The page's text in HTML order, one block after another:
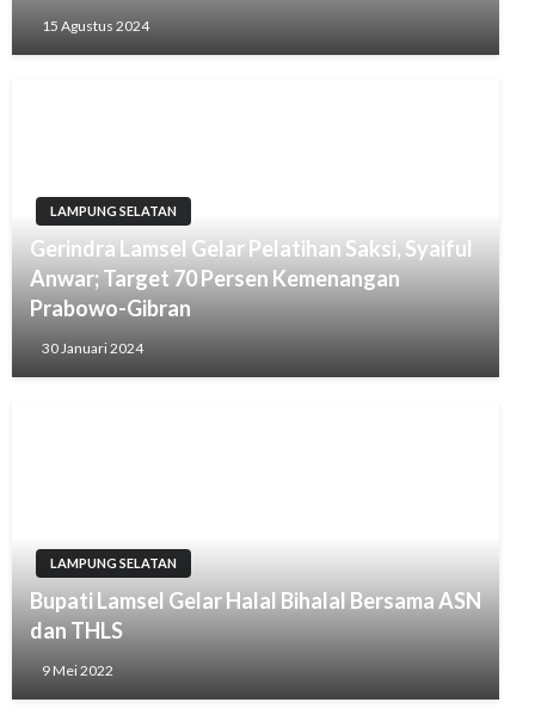
15 Agustus 2024
LAMPUNG SELATAN
Gerindra Lamsel Gelar Pelatihan Saksi, Syaiful
Anwar; Target 70 Persen Kemenangan
Prabowo-Gibran
30 Januari 2024
LAMPUNG SELATAN
Bupati Lamsel Gelar Halal Bihalal Bersama ASN
dan THLS
9 Mei 2022